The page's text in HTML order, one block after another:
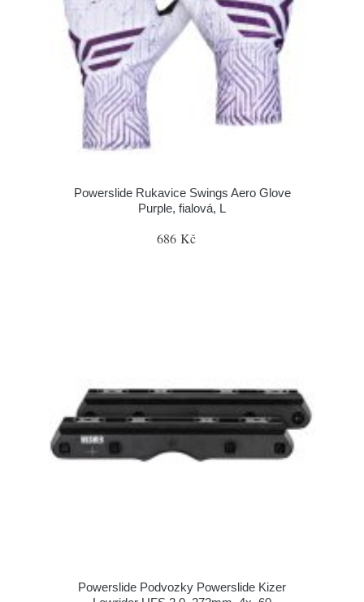
Powerslide Rukavice Swings Aero Glove
Purple, fialová, L
686 Kč
Powerslide Podvozky Powerslide Kizer